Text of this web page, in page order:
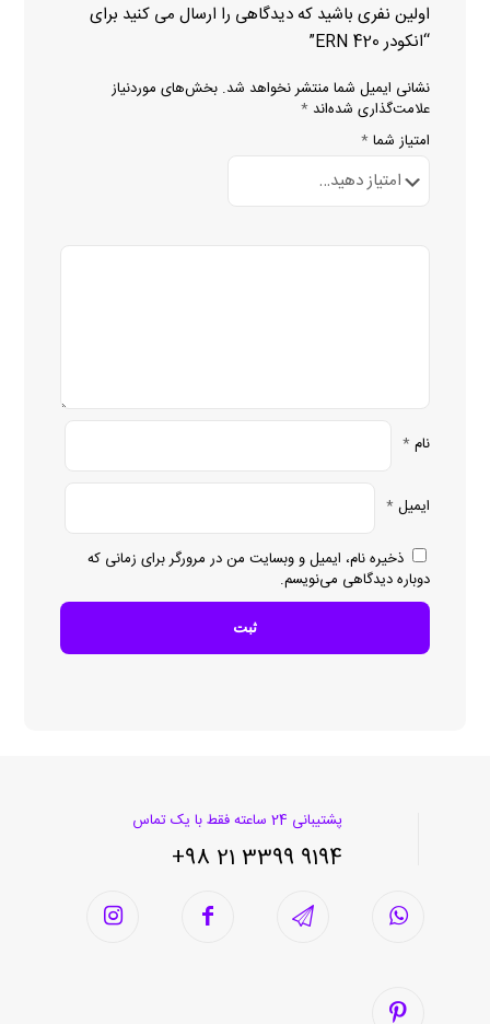
اولین نفری باشید که دیدگاهی را ارسال می کنید برای
“انکودر ERN 420”
نشانی ایمیل شما منتشر نخواهد شد. بخش‌های موردنیاز
علامت‌گذاری شده‌اند *
امتیاز شما *
نام *
ایمیل *
ذخیره نام، ایمیل و وبسایت من در مرورگر برای زمانی که
دوباره دیدگاهی می‌نویسم.
پشتیبانی 24 ساعته فقط با یک تماس
9194 3399 21 98+